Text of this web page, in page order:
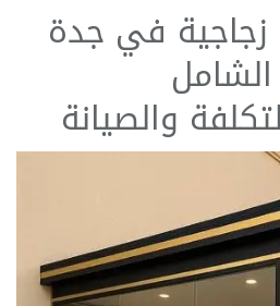
في جدة
الشامل
والصيانة